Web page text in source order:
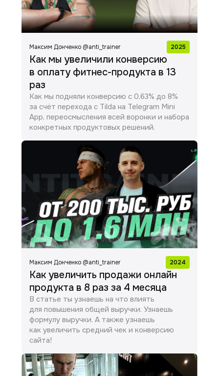
Максим Донченко @anti_trainer 2025
Как мы увеличили конверсию
в оплату фитнес-продукта в 13
раз
Как мы подняли конверсию с 0,63% до 8%
за счёт перехода с Tilda на Telegram Mini
App, переосмысления всей воронки и набора
конкретных продуктовых решений.
Максим Донченко @anti_trainer 2024
Как увеличить продажи онлайн
продукта в 8 раз за 4 месяца
В статье ты узнаешь на что влиять
для повышения общей выручки. Узнаешь
формулу выручки. А также узнаешь
как увеличить средний чек и конверсию
сайта!